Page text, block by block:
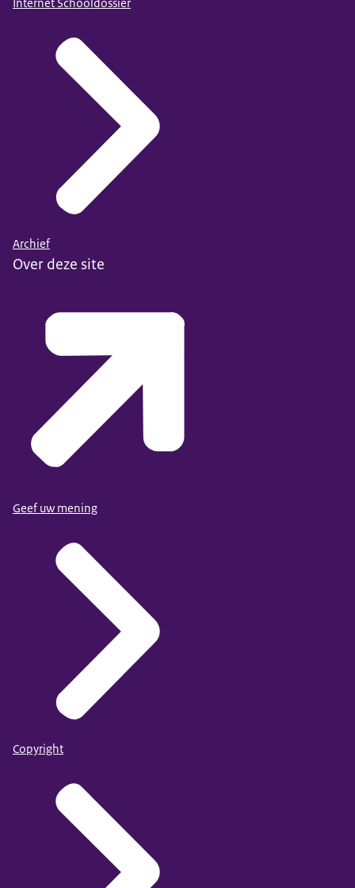
Internet Schooldossier
Archief
Over deze site
Geef uw mening
Copyright